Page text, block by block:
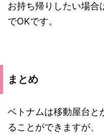
お持ち帰りしたい場合
でOKです。
まとめ
ベトナムは移動屋台と
ることができますが、